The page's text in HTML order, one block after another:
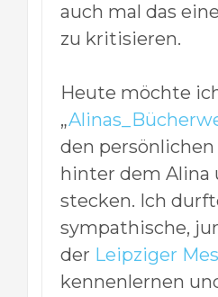
auch mal das
zu kritisieren.
Heute möchte
„
den
hinter dem Alina
stecken. Ich
sympathische,
der Leipziger
kennenlernen